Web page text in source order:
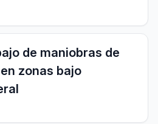
de maniobras de
zonas bajo